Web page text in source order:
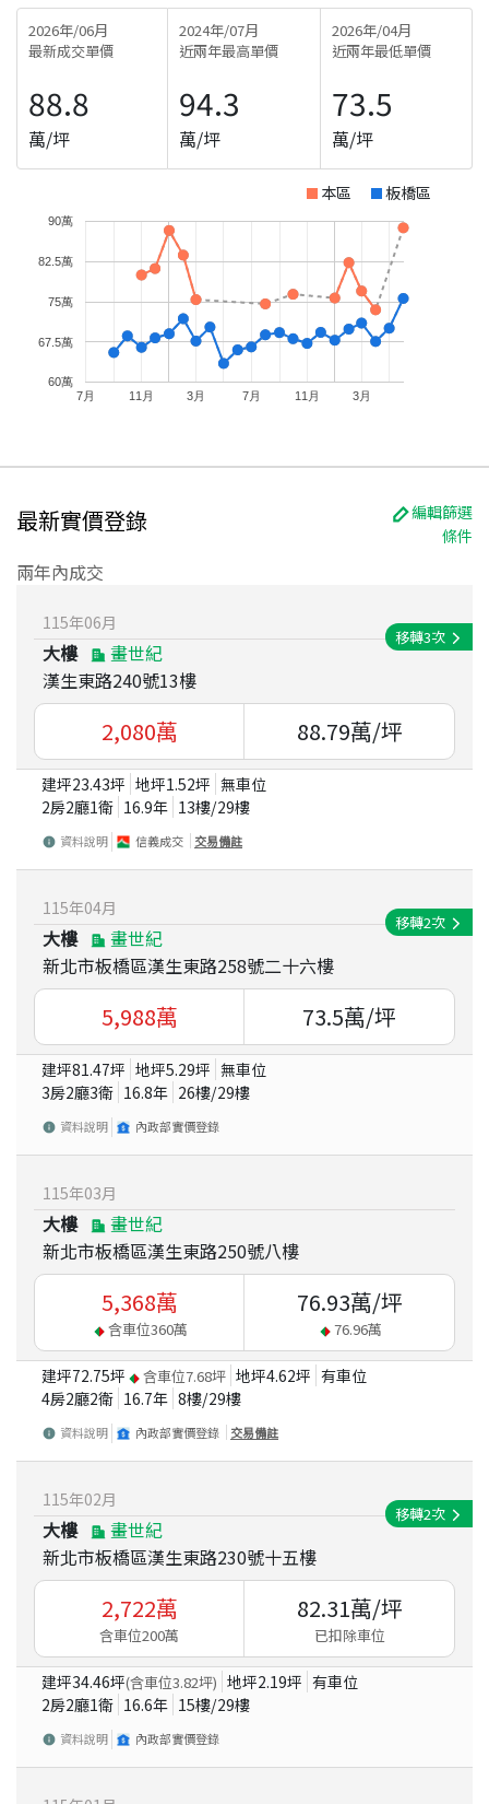
2026年/06月
最新成交單價
88.8
萬/坪
2024年/07月
近兩年最高單價
94.3
萬/坪
2026年/04月
近兩年最低單價
73.5
萬/坪
本區 板橋區
7月 11月 3月 7月 11月 3月
60萬
67.5萬
75萬
82.5萬
90萬
最新實價登錄
編輯篩選
條件
兩年內成交
115年06月
大樓
畫世紀
漢生東路240號13樓
移轉3次
2,080萬 88.79萬/坪
建坪23.43坪 地坪1.52坪 無車位
2房2廳1衛 16.9年 13樓/29樓
資料說明 信義成交 交易備註
115年04月
大樓
畫世紀
新北市板橋區漢生東路258號二十六樓
移轉2次
5,988萬 73.5萬/坪
建坪81.47坪 地坪5.29坪 無車位
3房2廳3衛 16.8年 26樓/29樓
資料說明 內政部實價登錄
115年03月
大樓
畫世紀
新北市板橋區漢生東路250號八樓
5,368萬
含車位360萬
76.93萬/坪
76.96萬
建坪72.75坪 含車位7.68坪 地坪4.62坪 有車位
4房2廳2衛 16.7年 8樓/29樓
資料說明 內政部實價登錄 交易備註
115年02月
大樓
畫世紀
新北市板橋區漢生東路230號十五樓
移轉2次
2,722萬
含車位200萬
82.31萬/坪
已扣除車位
建坪34.46坪(含車位3.82坪) 地坪2.19坪 有車位
2房2廳1衛 16.6年 15樓/29樓
資料說明 內政部實價登錄